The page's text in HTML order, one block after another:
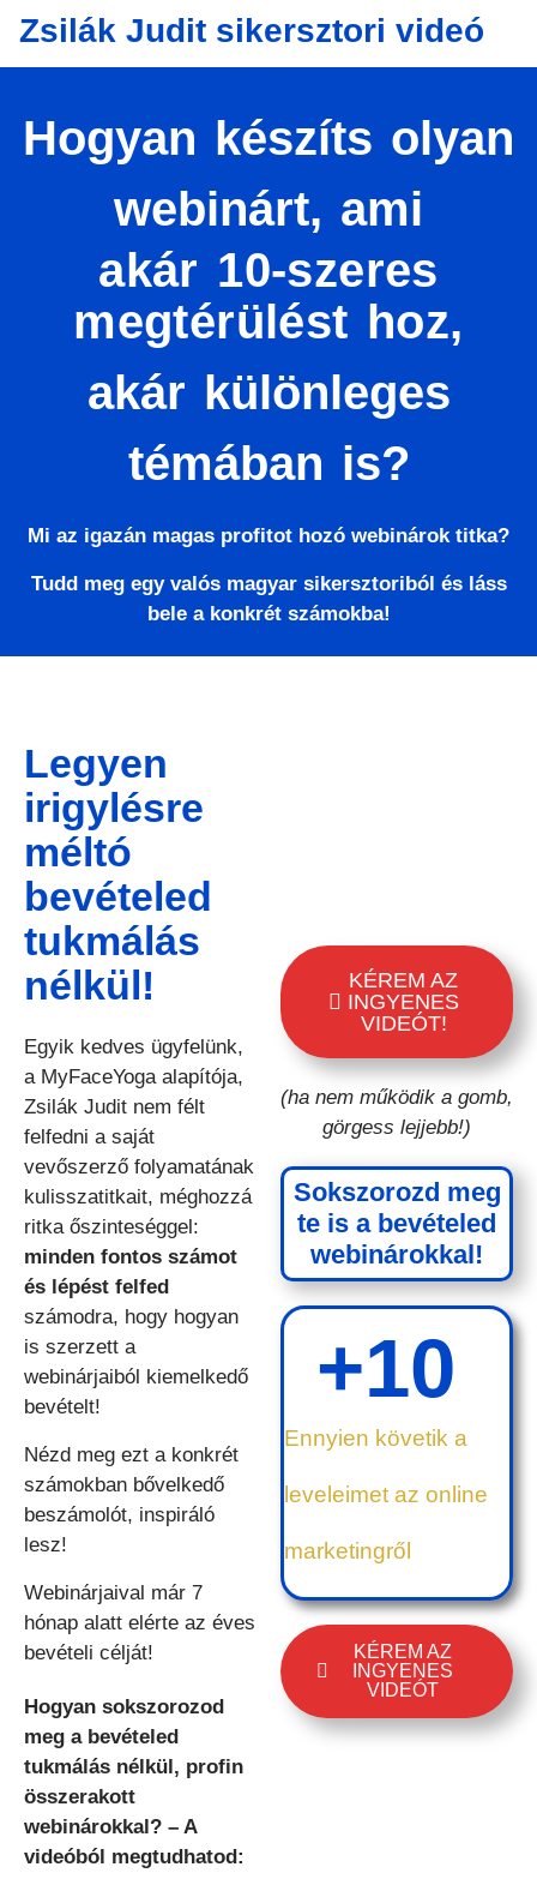
Zsilák Judit sikersztori videó
Hogyan készíts olyan
webinárt, ami
akár 10-szeres
megtérülést hoz,
akár különleges
témában is?
Mi az igazán magas profitot hozó webinárok titka?
Tudd meg egy valós magyar sikersztoriból és láss
bele a konkrét számokba!
Legyen
irigylésre
méltó
bevételed
tukmálás
nélkül!
Egyik kedves ügyfelünk,
a MyFaceYoga alapítója,
Zsilák Judit nem félt
felfedni a saját
vevőszerző folyamatának
kulisszatitkait, méghozzá
ritka őszinteséggel:
minden fontos számot
és lépést felfed
számodra, hogy hogyan
is szerzett a
webinárjaiból kiemelkedő
bevételt!
Nézd meg ezt a konkrét
számokban bővelkedő
beszámolót, inspiráló
lesz!
Webinárjaival már 7
hónap alatt elérte az éves
bevételi célját!
Hogyan sokszorozod
meg a bevételed
tukmálás nélkül, profin
összerakott
webinárokkal? – A
videóból megtudhatod:
KÉREM AZ
INGYENES
VIDEÓT!
(ha nem működik a gomb,
görgess lejjebb!)
Sokszorozd meg
te is a bevételed
webinárokkal!
Ennyien követik a
leveleimet az online
marketingről
+10
KÉREM AZ
INGYENES
VIDEÓT